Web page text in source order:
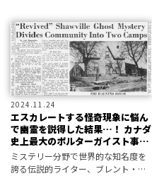
宇宙を監督し、より大きな計画に従
って地球を導く最高位の存在である
「ザ・ナイン」の実在を確信してい
た
2024.11.24
エスカレートする怪奇現象に悩ん
で幽霊を説得した結果…！ カナダ
史上最大のポルターガイスト事件
をめぐる謎
ミステリー分野で世界的な知名度を
誇る伝説的ライター、ブレント・ス